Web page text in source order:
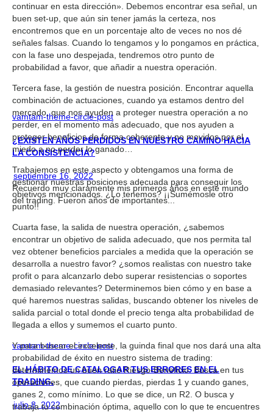
continuar en esta dirección». Debemos encontrar esa señal, un
buen set-up, que aún sin tener jamás la certeza, nos
encontremos que en un porcentaje alto de veces no nos dé
señales falsas. Cuando lo tengamos y lo pongamos en práctica,
con la fase uno despejada, tendremos otro punto de
probabilidad a favor, que añadir a nuestra operación.
Tercera fase, la gestión de nuestra posición. Encontrar aquella
combinación de actuaciones, cuando ya estamos dentro del
mercado, que nos ayuden a proteger nuestra operación a no
perder, en el momento más adecuado, que nos ayuden a
proteger beneficios de forma coherente y no movidos por el
miedo a no perder lo ganado…
Trabajemos en este aspecto y obtengamos una forma de
gestionar nuestras posiciones adecuada para conseguir los
objetivos mencionados. ¿Lo tenemos? ¡¡Sumémosle otro
punto!!
Cuarta fase, la salida de nuestra operación, ¿sabemos
encontrar un objetivo de salida adecuado, que nos permita tal
vez obtener beneficios parciales a medida que la operación se
desarrolla a nuestro favor? ¿somos realistas con nuestro take
profit o para alcanzarlo debo superar resistencias o soportes
demasiado relevantes? Determinemos bien cómo y en base a
qué haremos nuestras salidas, buscando obtener los niveles de
salida parcial o total donde el precio tenga alta probabilidad de
llegada a ellos y sumemos el cuarto punto.
Y para buscar el excelente, la guinda final que nos dará una alta
probabilidad de éxito en nuestro sistema de trading:
determinemos un buen ratio Riesgo-Beneficio. Busca en tus
operaciones, que cuando pierdas, pierdas 1 y cuando ganes,
ganes 2, como mínimo. Lo que se dice, un R2. O busca y
trabaja tu combinación óptima, aquello con lo que te encuentres
vamtam-theme-circle-post
¿EXISTEN AÑOS PERDIDOS EN NUESTRO CAMINO HACIA
LA CONSISTENCIA?
septiembre 16, 2022
Recuerdo muy claramente mis primeros años en este mundo
del trading. Fueron años de importantes...
vamtam-theme-circle-post
EL HÁBITO DE CATALOGAR TUS ERRORES EN EL
TRADING.
julio 8, 2022